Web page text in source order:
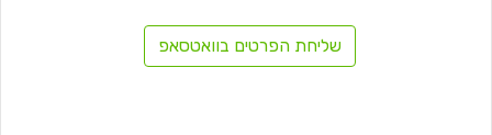
שליחת הפרטים בוואטסאפ